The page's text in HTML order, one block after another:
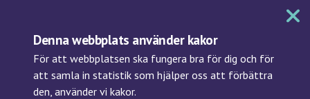
Denna webbplats använder kakor
För att webbplatsen ska fungera bra för dig och för
att samla in statistik som hjälper oss att förbättra
den, använder vi kakor.